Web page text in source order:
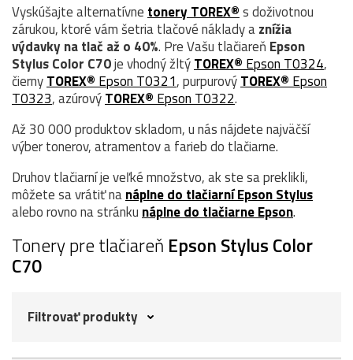
Vyskúšajte alternatívne tonery TOREX®s doživotnou
zárukou, ktoré vám šetria tlačové náklady aznížia
výdavky na tlač až o 40%. Pre Vašu tlačiareň Epson
Stylus Color C70je vhodný žltýTOREX® Epson T0324,
čiernyTOREX® Epson T0321, purpurovýTOREX® Epson
T0323, azúrovýTOREX® Epson T0322.
Až 30 000 produktov skladom, u nás nájdete najväčší
výber tonerov, atramentov a farieb do tlačiarne.
Druhov tlačiarní je veľké množstvo, ak ste sa preklikli,
môžete sa vrátiť nanáplne do tlačiarní Epson Stylus
alebo rovno na stránku náplne do tlačiarne Epson.
Tonery pre tlačiareň Epson Stylus Color
C70
Filtrovať produkty